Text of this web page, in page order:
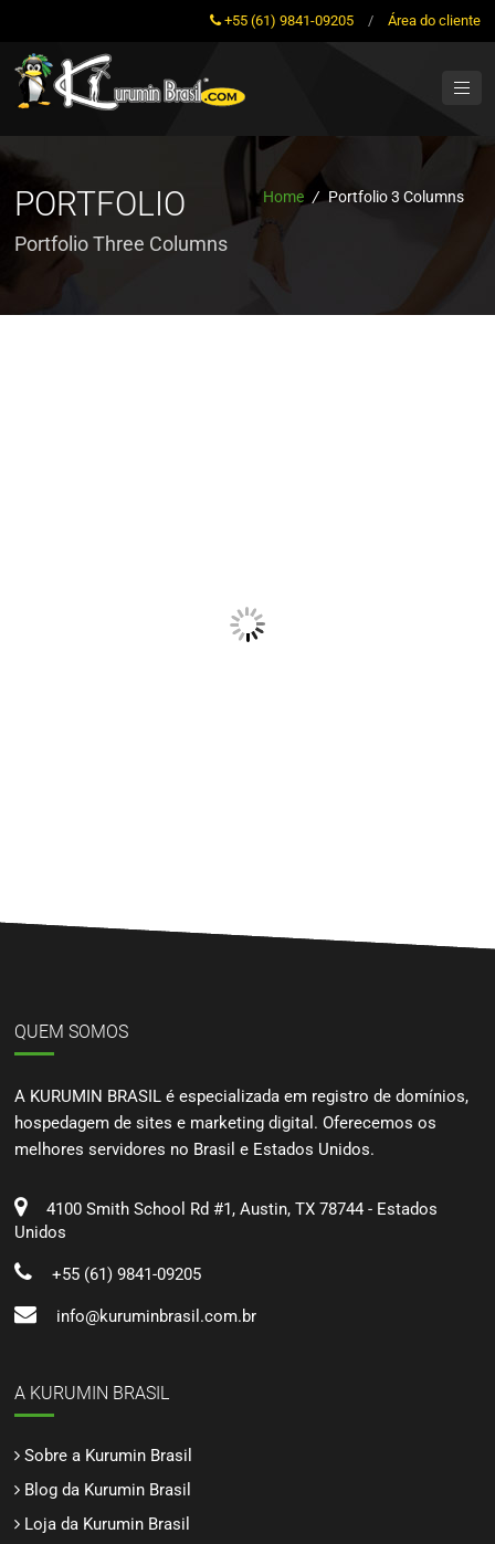
+55 (61) 9841-09205 / Área do cliente
PORTFOLIO
Portfolio Three Columns
Home / Portfolio 3 Columns
QUEM SOMOS
A KURUMIN BRASIL é especializada em registro de domínios,
hospedagem de sites e marketing digital. Oferecemos os
melhores servidores no Brasil e Estados Unidos.
4100 Smith School Rd #1, Austin, TX 78744 - Estados
Unidos
+55 (61) 9841-09205
info@kuruminbrasil.com.br
A KURUMIN BRASIL
Sobre a Kurumin Brasil
Blog da Kurumin Brasil
Loja da Kurumin Brasil